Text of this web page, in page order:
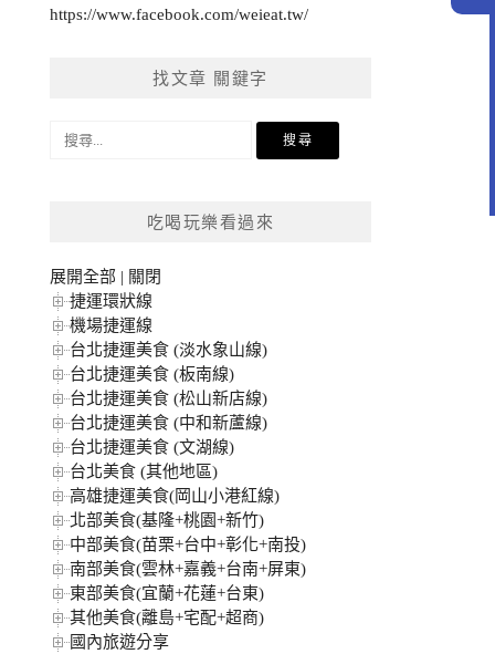
https://www.facebook.com/weieat.tw/
找文章 關鍵字
搜
吃喝玩樂看過來
展開全部 | 關閉
捷運環狀線
機場捷運線
台北捷運美食 (淡水象山線)
台北捷運美食 (板南線)
台北捷運美食 (松山新店線)
台北捷運美食 (中和新蘆線)
台北捷運美食 (文湖線)
台北美食 (其他地區)
高雄捷運美食(岡山小港紅線)
北部美食(基隆+桃園+新竹)
中部美食(苗栗+台中+彰化+南投)
南部美食(雲林+嘉義+台南+屏東)
東部美食(宜蘭+花蓮+台東)
其他美食(離島+宅配+超商)
國內旅遊分享